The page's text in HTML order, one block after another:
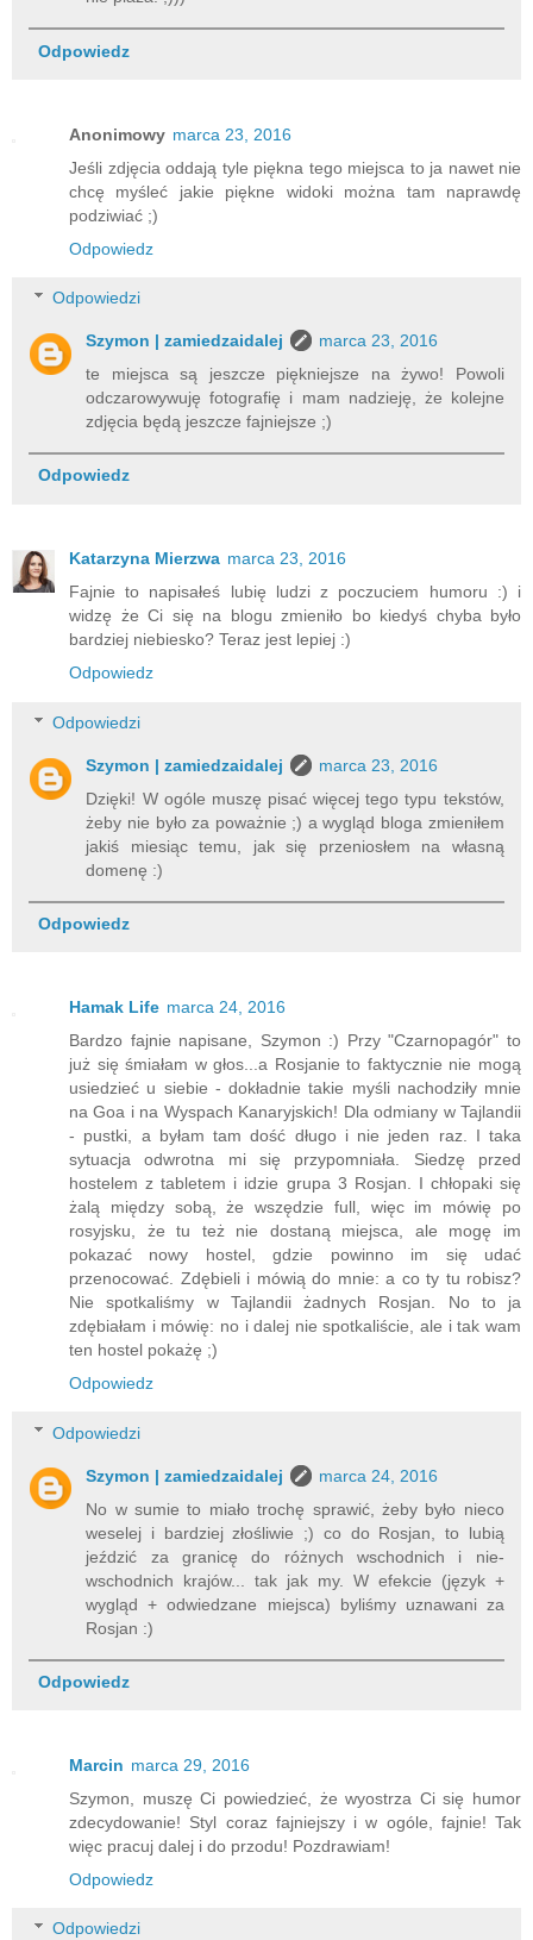
Odpowiedz
Anonimowy marca 23, 2016
Jeśli zdjęcia oddają tyle piękna tego miejsca to ja nawet nie
chcę myśleć jakie piękne widoki można tam naprawdę
podziwiać ;)
Odpowiedz
Odpowiedzi
Szymon | zamiedzaidalej
marca 23, 2016
te miejsca są jeszcze piękniejsze na żywo! Powoli
odczarowywuję fotografię i mam nadzieję, że kolejne
zdjęcia będą jeszcze fajniejsze ;)
Odpowiedz
Katarzyna Mierzwa marca 23, 2016
Fajnie to napisałeś lubię ludzi z poczuciem humoru :) i
widzę że Ci się na blogu zmieniło bo kiedyś chyba było
bardziej niebiesko? Teraz jest lepiej :)
Odpowiedz
Odpowiedzi
Szymon | zamiedzaidalej
marca 23, 2016
Dzięki! W ogóle muszę pisać więcej tego typu tekstów,
żeby nie było za poważnie ;) a wygląd bloga zmieniłem
jakiś miesiąc temu, jak się przeniosłem na własną
domenę :)
Odpowiedz
Hamak Life marca 24, 2016
Bardzo fajnie napisane, Szymon :) Przy "Czarnopagór" to
już się śmiałam w głos...a Rosjanie to faktycznie nie mogą
usiedzieć u siebie - dokładnie takie myśli nachodziły mnie
na Goa i na Wyspach Kanaryjskich! Dla odmiany w Tajlandii
- pustki, a byłam tam dość długo i nie jeden raz. I taka
sytuacja odwrotna mi się przypomniała. Siedzę przed
hostelem z tabletem i idzie grupa 3 Rosjan. I chłopaki się
żalą między sobą, że wszędzie full, więc im mówię po
rosyjsku, że tu też nie dostaną miejsca, ale mogę im
pokazać nowy hostel, gdzie powinno im się udać
przenocować. Zdębieli i mówią do mnie: a co ty tu robisz?
Nie spotkaliśmy w Tajlandii żadnych Rosjan. No to ja
zdębiałam i mówię: no i dalej nie spotkaliście, ale i tak wam
ten hostel pokażę ;)
Odpowiedz
Odpowiedzi
Szymon | zamiedzaidalej
marca 24, 2016
No w sumie to miało trochę sprawić, żeby było nieco
weselej i bardziej złośliwie ;) co do Rosjan, to lubią
jeździć za granicę do różnych wschodnich i nie-
wschodnich krajów... tak jak my. W efekcie (język +
wygląd + odwiedzane miejsca) byliśmy uznawani za
Rosjan :)
Odpowiedz
Marcin marca 29, 2016
Szymon, muszę Ci powiedzieć, że wyostrza Ci się humor
zdecydowanie! Styl coraz fajniejszy i w ogóle, fajnie! Tak
więc pracuj dalej i do przodu! Pozdrawiam!
Odpowiedz
Odpowiedzi